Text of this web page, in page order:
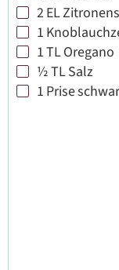
▢
2EL
▢
1
▢
1TLOregano
▢
½TLSalz
▢
1 Prise